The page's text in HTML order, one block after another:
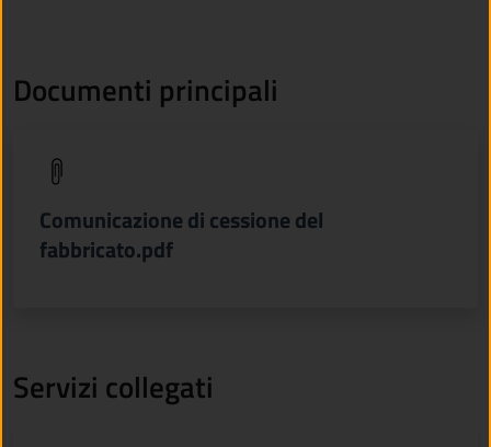
Documenti principali
Comunicazione di cessione del
fabbricato.pdf
(apre in un'altra scheda).
Servizi collegati